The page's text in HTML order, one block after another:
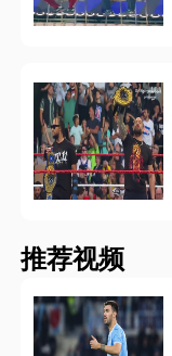
推荐视频